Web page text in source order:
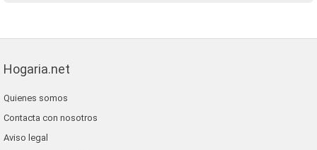
Hogaria.net
Quienes somos
Contacta con nosotros
Aviso legal